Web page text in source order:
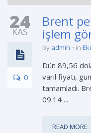
24
KAS
0
Brent
işlem
by admin in
Dün 89,56
varil fiyatı,
tamamladı.
09.14 ...
READ MORE